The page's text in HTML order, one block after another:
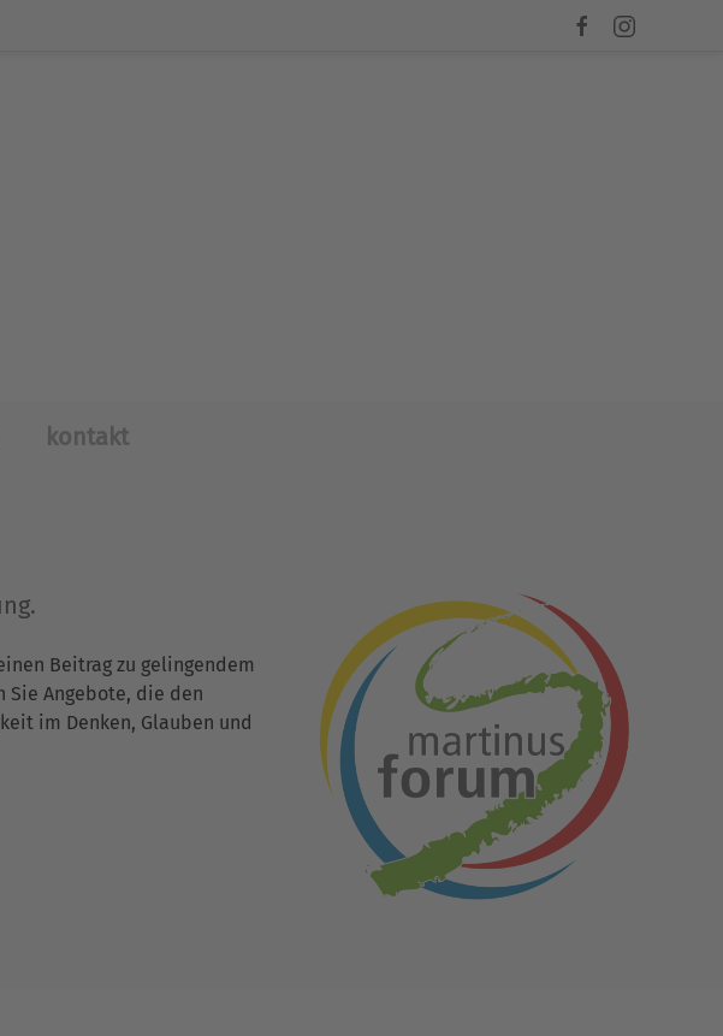
kontakt
Beitrag zu gelingendem
Angebote, die den
im Denken, Glauben und